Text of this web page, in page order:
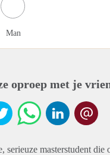
Man
oproep met je
serieuze masterstudent die